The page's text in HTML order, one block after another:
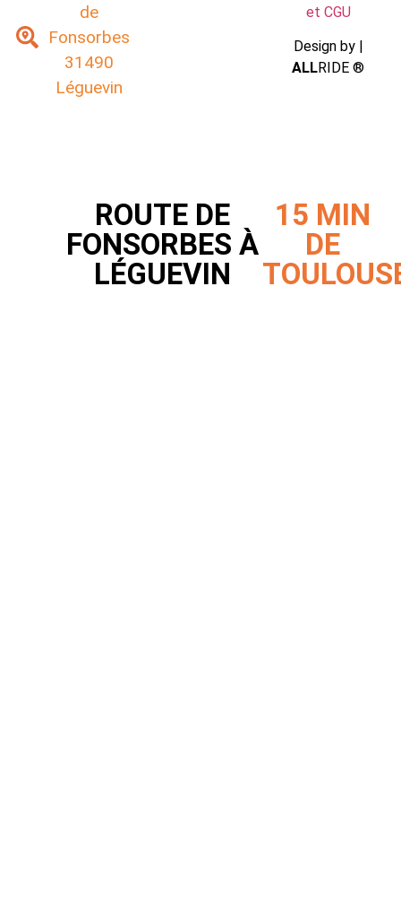
de
Fonsorbes
31490
Léguevin
et CGU
Design by |
ALLRIDE ®
ROUTE DE
FONSORBES À
LÉGUEVIN
15 MIN
DE